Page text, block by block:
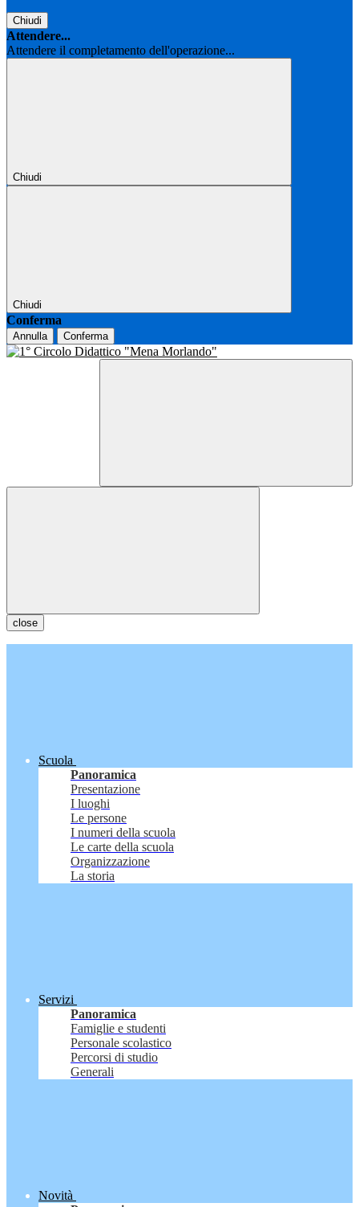
Chiudi
Attendere...
Attendere il completamento dell'operazione...
Chiudi
Chiudi
Conferma
Annulla Conferma
close
Scuola
Panoramica
Presentazione
I luoghi
Le persone
I numeri della scuola
Le carte della scuola
Organizzazione
La storia
Servizi
Panoramica
Famiglie e studenti
Personale scolastico
Percorsi di studio
Generali
Novità